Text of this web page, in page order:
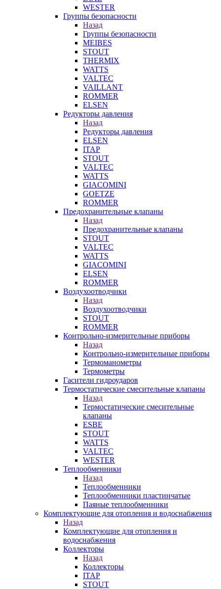
WESTER
Группы безопасности
Назад
Группы безопасности
MEIBES
STOUT
THERMIX
WATTS
VALTEC
VAILLANT
ROMMER
ELSEN
Редукторы давления
Назад
Редукторы давления
ELSEN
ITAP
STOUT
VALTEC
WATTS
GIACOMINI
GOETZE
ROMMER
Предохранительные клапаны
Назад
Предохранительные клапаны
STOUT
VALTEC
WATTS
GIACOMINI
ELSEN
ROMMER
Воздухоотводчики
Назад
Воздухоотводчики
STOUT
ROMMER
Контрольно-измерительные приборы
Назад
Контрольно-измерительные приборы
Термоманометры
Термометры
Гасители гидроударов
Термостатические смесительные клапаны
Назад
Термостатические смесительные
клапаны
ESBE
STOUT
WATTS
VALTEC
WESTER
Теплообменники
Назад
Теплообменники
Теплообменники пластинчатые
Паяные теплообменники
Комплектующие для отопления и водоснабжения
Назад
Комплектующие для отопления и
водоснабжения
Коллекторы
Назад
Коллекторы
ITAP
STOUT